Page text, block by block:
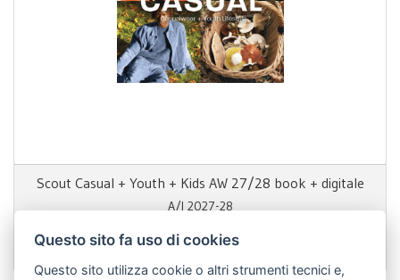
Scout Casual + Youth + Kids AW 27/28 book + digitale
A/I 2027-28
1.695,00 €
Questo sito fa uso di cookies
Questo sito utilizza cookie o altri strumenti tecnici e,